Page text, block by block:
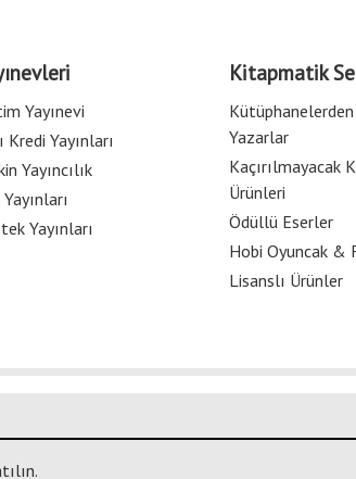
Yayınevi
Kredi Yayınları
Yayıncılık
Yayınları
Kitapmatik
Yazarlar
Kaçırılmayacak
Ürünleri
Ödüllü Eserler
Hobi Oyuncak &
Lisanslı Ürünler